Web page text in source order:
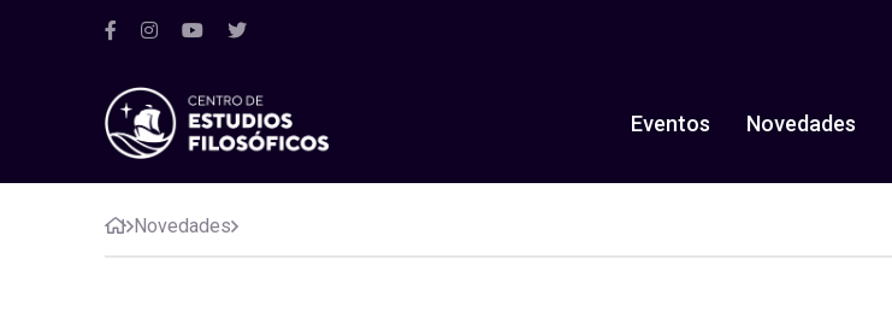
Eventos Novedades
Novedades